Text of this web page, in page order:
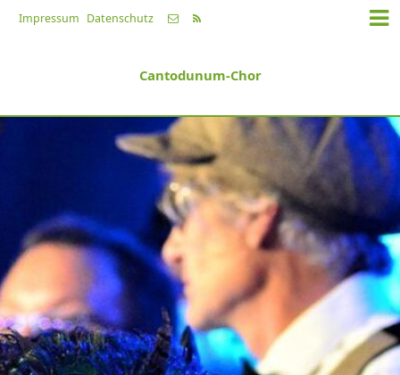
Impressum Datenschutz
Cantodunum-Chor